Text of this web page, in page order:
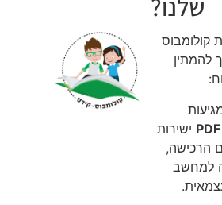
קולומבוס
להמתין
ישירות
הרכישה,
למחשב